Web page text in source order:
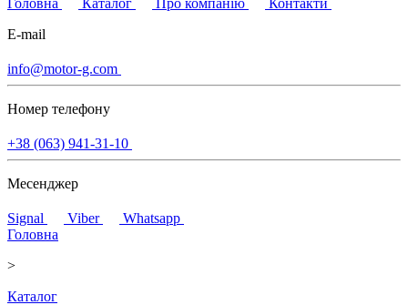
Головна Каталог Про компанію
Контакти
E-mail
info@motor-g.com
Номер телефону
+38 (063) 941-31-10
Месенджер
Signal Viber
Whatsapp
Головна
>
Каталог